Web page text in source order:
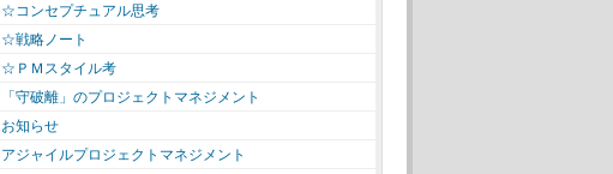
☆コンセプチュアル思考
☆戦略ノート
☆ＰＭスタイル考
「守破離」のプロジェクトマネジメント
お知らせ
アジャイルプロジェクトマネジメント